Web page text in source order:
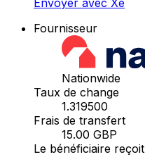
Envoyer avec Xe
Fournisseur
Nationwide
Taux de change
1.319500
Frais de transfert
15.00 GBP
Le bénéficiaire reçoit